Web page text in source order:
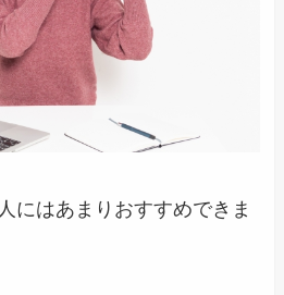
にはあまりおすすめできま